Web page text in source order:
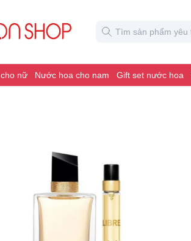
nữ Nước hoa cho nam Gift set nước hoa